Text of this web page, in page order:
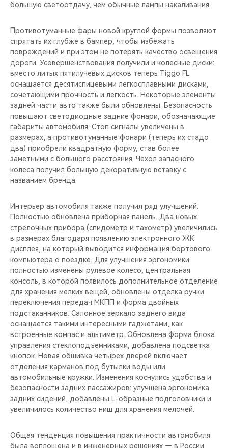
большую светоотдачу, чем обычные лампы накаливания.
Противотуманные фары новой круглой формы позволяют
спрятать их глубже в бампер, чтобы избежать
повреждений и при этом не потерять качество освещения
дороги. Усовершенствования получили и колесные диски:
вместо литых пятилучевых дисков теперь Tiggo FL
оснащается десятиспицевыми легкосплавными дисками,
сочетающими прочность и легкость. Некоторые элементы
задней части авто также были обновлены. Безопасность
повышают светодиодные задние фонари, обозначающие
габариты автомобиля. Стоп сигналы увеличены в
размерах, а противотуманные фонари (теперь их стадо
два) приобрели квадратную форму, став более
заметными с большого расстояния. Чехол запасного
колеса получил большую декоративную вставку с
названием бренда.
Интерьер автомобиля также получил ряд улучшений.
Полностью обновлена приборная панель. Два новых
стрелочных прибора (спидометр и тахометр) увеличились
в размерах благодаря появлению электронного ЖК
дисплея, на который выводится информация бортового
компьютера о поездке. Для улучшения эргономики
полностью изменены рулевое колесо, центральная
консоль, в которой появилось дополнительное отделение
для хранения мелких вещей, обновлены отделка ручки
переключения передач МКПП и форма двойных
подстаканников. Салонное зеркало заднего вида
оснащается такими интересными гаджетами, как
встроенные компас и альтиметр. Обновлена форма блока
управления стеклоподъемниками, добавлена подсветка
кнопок. Новая обшивка четырех дверей включает
отделения карманов под бутылки воды или
автомобильные кружки. Изменения коснулись удобства и
безопасности задних пассажиров: улучшена эргономика
задних сидений, добавлены L-образные подголовники и
увеличилось количество ниш для хранения мелочей.
Общая тенденция повышения практичности автомобиля
была воплощена и в инженерных решениях — в России